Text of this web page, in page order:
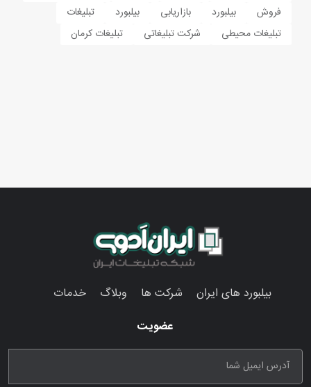
فروش
بیلبورد بازاریابی بیلبورد
تبلیغات
تبلیغات محیطی
شرکت تبلیغاتی تبلیغات کرمان
بیلبورد های ایران شرکت ها وبلاگ
خدمات
عضویت